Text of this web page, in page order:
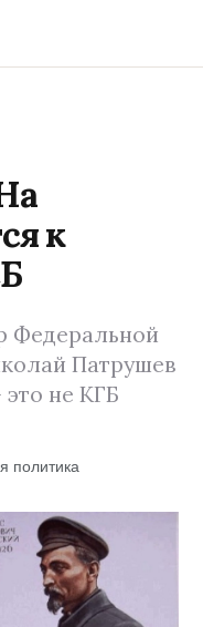
к
Федеральной
Патрушев
не КГБ
политика